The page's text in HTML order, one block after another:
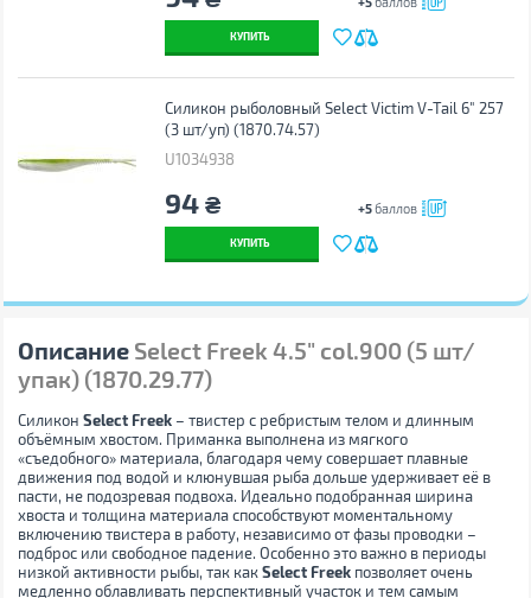
КУПИТЬ
Силикон рыболовный Select Victim V-Tail 6" 257
(3 шт/уп) (1870.74.57)
U1034938
94 ₴ +5баллов
КУПИТЬ
Описание Select Freek 4.5" col.900 (5 шт/
упак) (1870.29.77)
Силикон Select Freek– твистер с ребристым телом и длинным
объёмным хвостом. Приманка выполнена из мягкого
«съедобного» материала, благодаря чему совершает плавные
движения под водой и клюнувшая рыба дольше удерживает её в
пасти, не подозревая подвоха. Идеально подобранная ширина
хвоста и толщина материала способствуют моментальному
включению твистера в работу, независимо от фазы проводки –
подброс или свободное падение. Особенно это важно в периоды
низкой активности рыбы, так как Select Freekпозволяет очень
медленно облавливать перспективный участок и тем самым